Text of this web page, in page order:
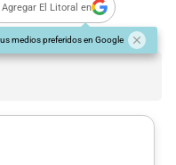
Agregar El Litoral en
medios preferidos en Google